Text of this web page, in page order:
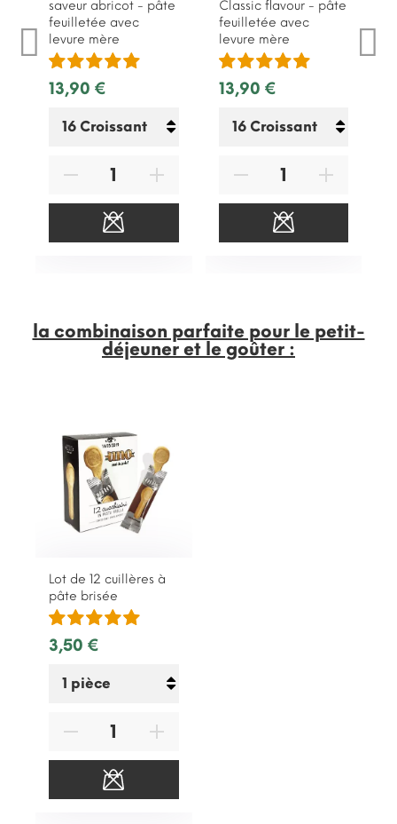
saveur abricot - pâte
feuilletée avec
levure mère
13,90 €
Classic flavour - pâte
feuilletée avec
levure mère
13,90 €
la combinaison parfaite pour le petit-
déjeuner et le goûter :
Lot de 12 cuillères à
pâte brisée
3,50 €